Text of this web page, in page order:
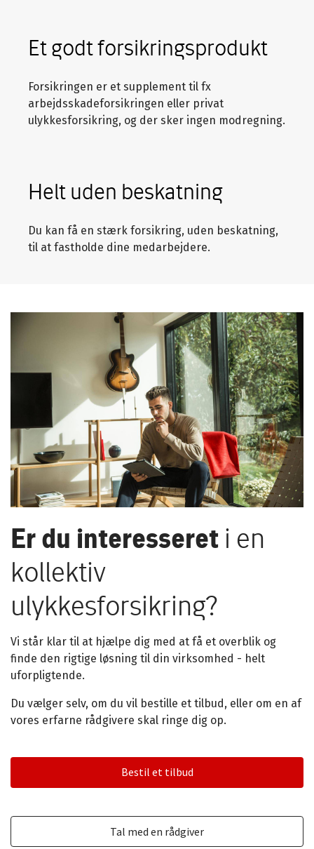
Et godt forsikringsprodukt
Forsikringen er et supplement til fx
arbejdsskadeforsikringen eller privat
ulykkesforsikring, og der sker ingen modregning.
Helt uden beskatning
Du kan få en stærk forsikring, uden beskatning,
til at fastholde dine medarbejdere.
Er du interesseret i en
kollektiv
ulykkesforsikring?
Vi står klar til at hjælpe dig med at få et overblik og
finde den rigtige løsning til din virksomhed - helt
uforpligtende.
Du vælger selv, om du vil bestille et tilbud, eller om en af
vores erfarne rådgivere skal ringe dig op.
Bestil et tilbud
Tal med en rådgiver